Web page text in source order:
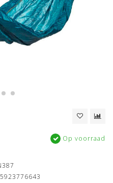
Op voorraad